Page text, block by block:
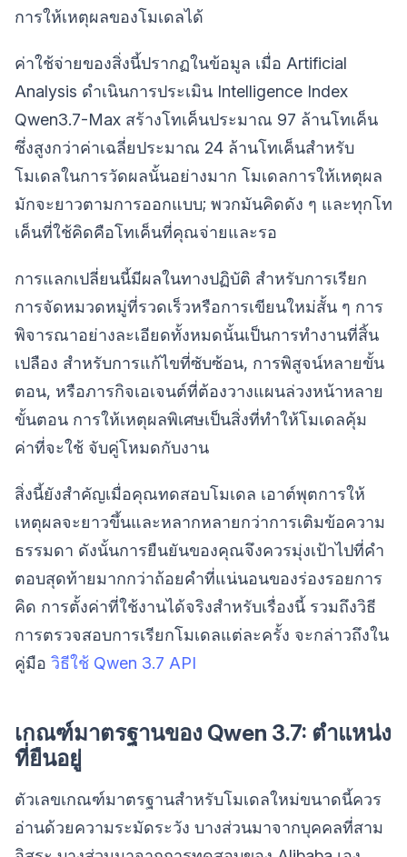
การให้เหตุผลของโมเดลได้
ค่าใช้จ่ายของสิ่งนี้ปรากฏในข้อมูล เมื่อ Artificial
Analysis ดำเนินการประเมิน Intelligence Index
Qwen3.7-Max สร้างโทเค็นประมาณ 97 ล้านโทเค็น
ซึ่งสูงกว่าค่าเฉลี่ยประมาณ 24 ล้านโทเค็นสำหรับ
โมเดลในการวัดผลนั้นอย่างมาก โมเดลการให้เหตุผล
มักจะยาวตามการออกแบบ; พวกมันคิดดัง ๆ และทุกโท
เค็นที่ใช้คิดคือโทเค็นที่คุณจ่ายและรอ
การแลกเปลี่ยนนี้มีผลในทางปฏิบัติ สำหรับการเรียก
การจัดหมวดหมู่ที่รวดเร็วหรือการเขียนใหม่สั้น ๆ การ
พิจารณาอย่างละเอียดทั้งหมดนั้นเป็นการทำงานที่สิ้น
เปลือง สำหรับการแก้ไขที่ซับซ้อน, การพิสูจน์หลายขั้น
ตอน, หรือภารกิจเอเจนต์ที่ต้องวางแผนล่วงหน้าหลาย
ขั้นตอน การให้เหตุผลพิเศษเป็นสิ่งที่ทำให้โมเดลคุ้ม
ค่าที่จะใช้ จับคู่โหมดกับงาน
สิ่งนี้ยังสำคัญเมื่อคุณทดสอบโมเดล เอาต์พุตการให้
เหตุผลจะยาวขึ้นและหลากหลายกว่าการเติมข้อความ
ธรรมดา ดังนั้นการยืนยันของคุณจึงควรมุ่งเป้าไปที่คำ
ตอบสุดท้ายมากกว่าถ้อยคำที่แน่นอนของร่องรอยการ
คิด การตั้งค่าที่ใช้งานได้จริงสำหรับเรื่องนี้ รวมถึงวิธี
การตรวจสอบการเรียกโมเดลแต่ละครั้ง จะกล่าวถึงใน
คู่มือ วิธีใช้ Qwen 3.7 API
เกณฑ์มาตรฐานของ Qwen 3.7: ตำแหน่ง
ที่ยืนอยู่
ตัวเลขเกณฑ์มาตรฐานสำหรับโมเดลใหม่ขนาดนี้ควร
อ่านด้วยความระมัดระวัง บางส่วนมาจากบุคคลที่สาม